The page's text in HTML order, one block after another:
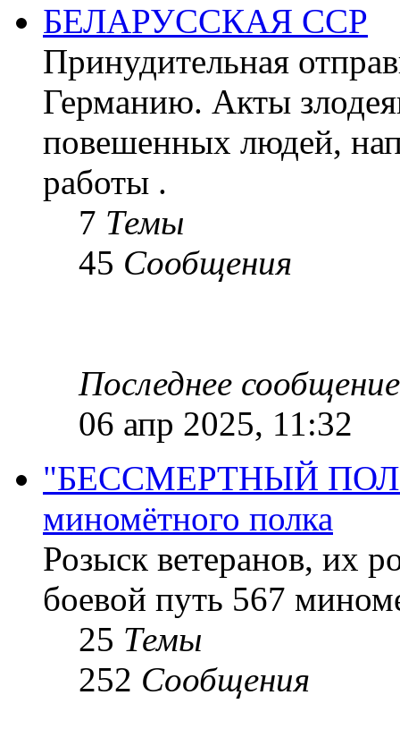
БЕЛАРУССКАЯ ССР
Принудительная
Германию. Акты
повешенных людей,
работы .
7 Темы
45 Сообщения
Последнее сообщение
06 апр 2025, 11:32
"БЕССМЕРТНЫЙ ПОЛК
миномётного полка
Розыск ветеранов, их
боевой путь 567
25 Темы
252 Сообщения